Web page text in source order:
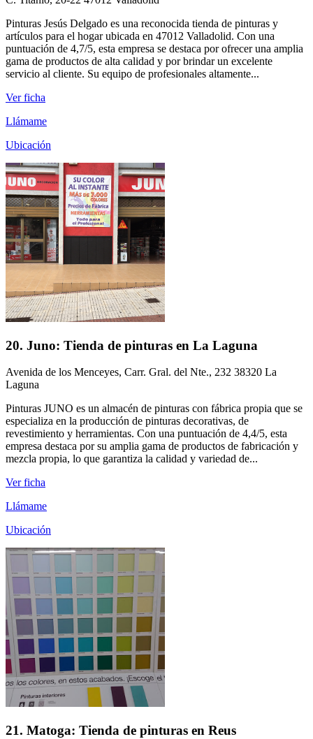
Pinturas Jesús Delgado es una reconocida tienda de pinturas y
artículos para el hogar ubicada en 47012 Valladolid. Con una
puntuación de 4,7/5, esta empresa se destaca por ofrecer una amplia
gama de productos de alta calidad y por brindar un excelente
servicio al cliente. Su equipo de profesionales altamente...
Ver ficha
Llámame
Ubicación
20. Juno: Tienda de pinturas en La Laguna
Avenida de los Menceyes, Carr. Gral. del Nte., 232 38320 La
Laguna
Pinturas JUNO es un almacén de pinturas con fábrica propia que se
especializa en la producción de pinturas decorativas, de
revestimiento y herramientas. Con una puntuación de 4,4/5, esta
empresa destaca por su amplia gama de productos de fabricación y
mezcla propia, lo que garantiza la calidad y variedad de...
Ver ficha
Llámame
Ubicación
21. Matoga: Tienda de pinturas en Reus